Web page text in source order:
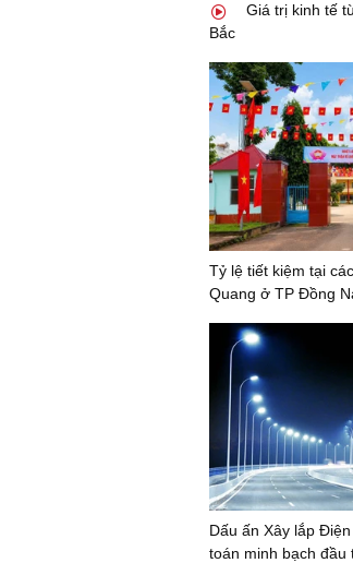
Giá trị kinh tế
Bắc
Tỷ lệ tiết kiệm tại
Quang ở TP Đồng
Dấu ấn Xây lắp
toán minh bạch đầu